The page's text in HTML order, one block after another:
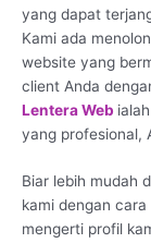
yang dapat
Kami ada
website yang
client Anda
Lentera Web
yang profesional,
Biar lebih mudah
kami dengan
mengerti profil